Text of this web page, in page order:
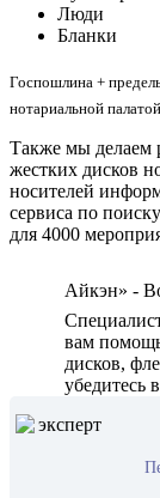
Люди
Бланки
Госпошлина +
нотариальной
Также мы делаем
жестких дисков
носителей
сервиса по
для 4000
Айкэн» -
вам
дисков,
убедитесь